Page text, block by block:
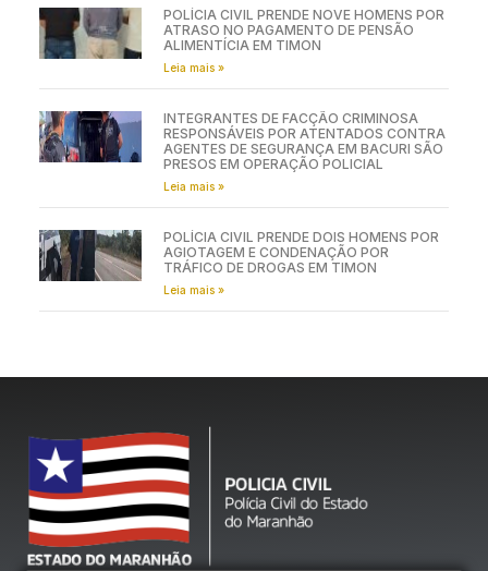
POLÍCIA CIVIL PRENDE NOVE HOMENS POR
ATRASO NO PAGAMENTO DE PENSÃO
ALIMENTÍCIA EM TIMON
Leia mais »
INTEGRANTES DE FACÇÃO CRIMINOSA
RESPONSÁVEIS POR ATENTADOS CONTRA
AGENTES DE SEGURANÇA EM BACURI SÃO
PRESOS EM OPERAÇÃO POLICIAL
Leia mais »
POLÍCIA CIVIL PRENDE DOIS HOMENS POR
AGIOTAGEM E CONDENAÇÃO POR
TRÁFICO DE DROGAS EM TIMON
Leia mais »